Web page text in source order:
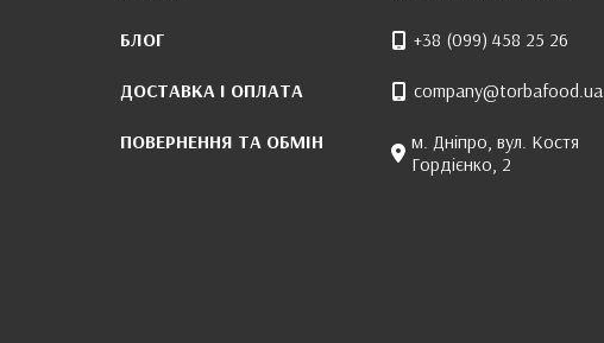
БЛОГ
ДОСТАВКА І ОПЛАТА
ПОВЕРНЕННЯ ТА ОБМІН
+38 (099) 458 25 26
company@torbafood.ua
м. Дніпро, вул. Костя
Гордієнко, 2